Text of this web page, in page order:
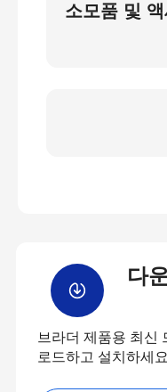
소모품 및
다
브라더 제품용 최신
로드하고 설치하세